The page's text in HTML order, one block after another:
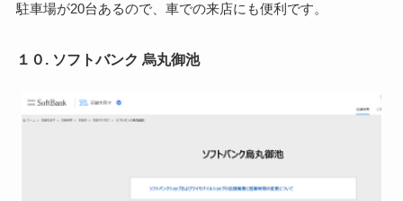
駐車場が20台あるので、車での来店にも便利です。
１０. ソフトバンク 烏丸御池